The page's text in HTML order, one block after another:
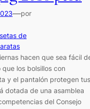
—por
de
hacen que sea fácil
los bolsillos con
y el pantalón protegen tus
dotada de una asamblea
del Consejo